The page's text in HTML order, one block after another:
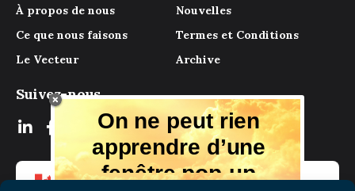
À propos de nous
Ce que nous faisons
Le Vecteur
Nouvelles
Termes et Conditions
Archive
Suivez-nous
On ne peut rien
apprendre d’une
fenêtre pop-up